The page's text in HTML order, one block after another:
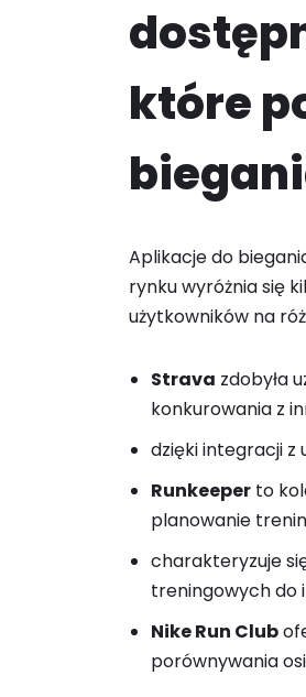
które
Aplikacje do
rynku wyróżnia się
użytkowników na
Strava zdobyła
konkurowania z
dzięki integracji z
Runkeeper to
planowanie
charakteryzuje
treningowych do
Nike Run Club
porównywania